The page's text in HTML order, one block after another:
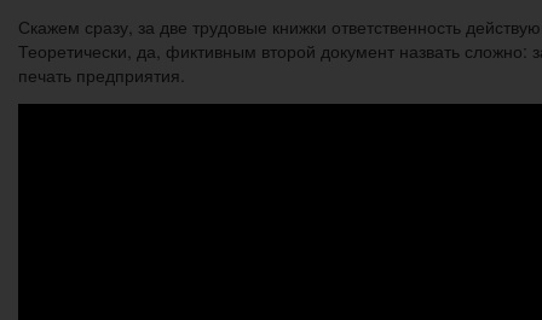
Скажем сразу, за две трудовые книжки ответственность
Теоретически, да, фиктивным второй документ назвать сложно:
печать предприятия.